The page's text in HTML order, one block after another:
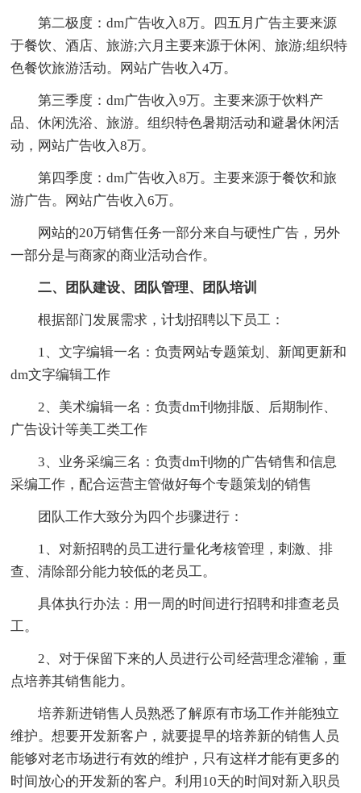
第二极度：dm广告收入8万。四五月广告主要来源
于餐饮、酒店、旅游;六月主要来源于休闲、旅游;组织特
色餐饮旅游活动。网站广告收入4万。
第三季度：dm广告收入9万。主要来源于饮料产
品、休闲洗浴、旅游。组织特色暑期活动和避暑休闲活
动，网站广告收入8万。
第四季度：dm广告收入8万。主要来源于餐饮和旅
游广告。网站广告收入6万。
网站的20万销售任务一部分来自与硬性广告，另外
一部分是与商家的商业活动合作。
二、团队建设、团队管理、团队培训
根据部门发展需求，计划招聘以下员工：
1、文字编辑一名：负责网站专题策划、新闻更新和
dm文字编辑工作
2、美术编辑一名：负责dm刊物排版、后期制作、
广告设计等美工类工作
3、业务采编三名：负责dm刊物的广告销售和信息
采编工作，配合运营主管做好每个专题策划的销售
团队工作大致分为四个步骤进行：
1、对新招聘的员工进行量化考核管理，刺激、排
查、清除部分能力较低的老员工。
具体执行办法：用一周的时间进行招聘和排查老员
工。
2、对于保留下来的人员进行公司经营理念灌输，重
点培养其销售能力。
培养新进销售人员熟悉了解原有市场工作并能独立
维护。想要开发新客户，就要提早的培养新的销售人员
能够对老市场进行有效的维护，只有这样才能有更多的
时间放心的开发新的客户。利用10天的时间对新入职员